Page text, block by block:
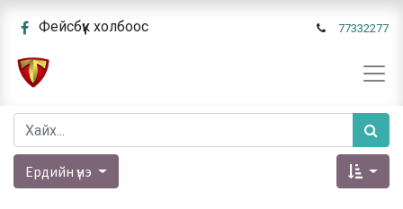
Фейсбүүк холбоос 77332277
Ердийн үнэ